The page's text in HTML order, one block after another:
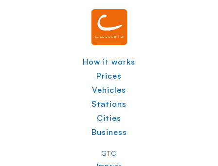
How it works
Prices
Vehicles
Stations
Cities
Business
GTC